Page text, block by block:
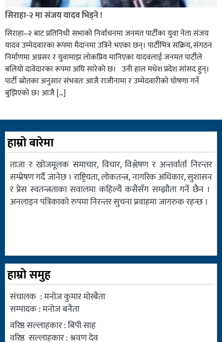
सिराहा-२ मा संजय यादव भिड्ने !
सिराहा–२ बाट प्रतिनिधी सभाको निर्वाचनमा जनमत पार्टीका युवा नेता संजय
यादव उम्मेदवारका रूपमा मैदानमा उत्रिने भएका छन्। पार्टीभित्र सक्रिय, संगठन
निर्माणमा अग्रसर र युवामाझ लोकप्रिय मानिएका यादवलाई जनमत पार्टीले
बलियो दावेदारका रूपमा अघि सारेको छ। उनी हाल मधेश प्रदेश सांसद हुन्।
पार्टी स्रोतका अनुसार संभवतः आजै राजीनामा र उम्मेदवारीको घोषणा गर्ने
बुझिएको छ। आजै […]
हाम्रो बारेमा
ताजा र खोजमूलक समाचार, विचार, विश्लेषण र अन्तर्वार्ता निरन्तर
सम्प्रेषण गर्दै जानेछ । राष्ट्रियता, लोकतन्त्र, नागरिक अधिकार, सुशासन
र प्रेस स्वतन्त्रताका सवालमा कहिल्यै कसैसँग सम्झौता गर्ने छैन ।
अनलाइन पत्रिकाको रुपमा निरन्तर सुचना प्रवाहमा जागरुक रहन्छ ।
हाम्रो समुह
संचालक : मनोज कुमार मोरबैता
सम्पादक : मनोज बनैता
वरिष्ठ सल्लाहकार : बिपी साह
वरिष्ठ सल्लाहकार : श्रवण देव